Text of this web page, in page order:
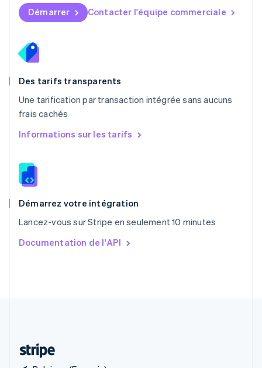
Démarrer Contacter l'équipe commerciale
Des tarifs transparents
Une tarification par transaction intégrée sans aucuns
frais cachés
Informations sur les tarifs
Démarrez votre intégration
Lancez-vous sur Stripe en seulement 10 minutes
Documentation de l'API
English
Nouvelle-Zélande
Pays-Bas
Nederlands
English
PortuguêsEnglish
R.A.S. de Hong Kong, Chine
English
Roumanie
Royaume-Uni
English
English简体中文
English